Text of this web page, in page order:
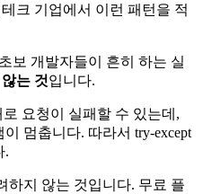
크 기업에서 이런 패턴을 적
보 개발자들이 흔히 하는 실
는 것입니다.
요청이 실패할 수 있는데,
멈춥니다. 따라서 try-except
.
하지 않는 것입니다. 무료 플